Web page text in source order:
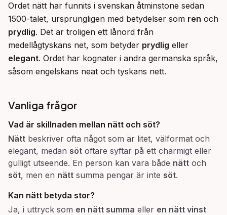
Ordet nätt har funnits i svenskan åtminstone sedan
1500-talet, ursprungligen med betydelser som ren
prydlig. Det är troligen ett lånord från
medellågtyskans net, som betyder prydlig
elegant. Ordet har kognater i andra germanska språk,
såsom engelskans neat och tyskans nett.
Vanliga frågor
Vad är skillnaden mellan nätt och söt?
Nätt beskriver ofta något som är litet, välformat och
elegant, medan söt oftare syftar på ett charmigt eller
gulligt utseende. En person kan vara både nätt och
söt, men en nätt summa pengar är inte söt.
Kan nätt betyda stor?
Ja, i uttryck som en nätt summa eller en nätt vinst